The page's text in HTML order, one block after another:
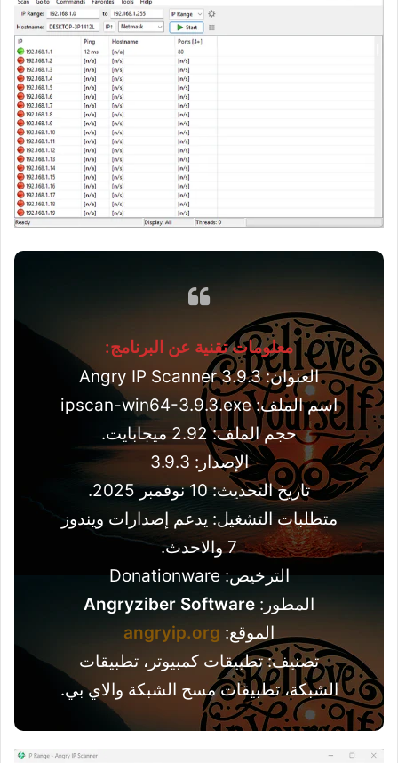
معلومات تقنية عن البرنامج:
العنوان: Angry IP Scanner 3.9.3
اسم الملف: ipscan-win64-3.9.3.exe
حجم الملف: 2.92 ميجابايت.
الإصدار: 3.9.3
تاريخ التحديث: 10 نوفمبر 2025.
متطلبات التشغيل: يدعم إصدارات ويندوز
7 والاحدث.
الترخيص: Donationware
المطور: Angryziber Software
الموقع: angryip.org
تصنيف: تطبيقات كمبيوتر، تطبيقات
الشبكة، تطبيقات مسح الشبكة والاي بي.